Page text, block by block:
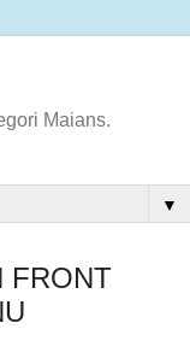
Maians.
▼
FRONT